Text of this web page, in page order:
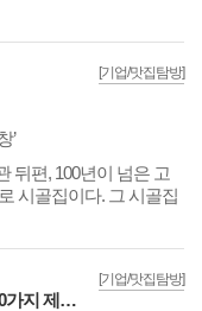
[기업/맛집탐방]
’
뒤편, 100년이 넘은 고
시골집이다. 그 시골집
[기업/맛집탐방]
품 생산